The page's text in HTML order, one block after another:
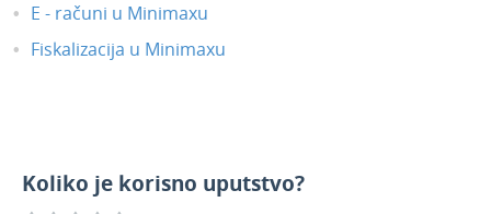
E - računi u Minimaxu
Fiskalizacija u Minimaxu
Koliko je korisno uputstvo?